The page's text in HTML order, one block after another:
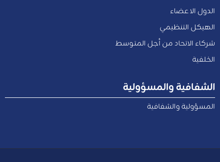
الدول الاعضاء
الهيكل التنظيمي
شركاء الاتحاد من أجل المتوسط
الخلفية
الشفافية والمسؤولية
المسؤولية والشفافية